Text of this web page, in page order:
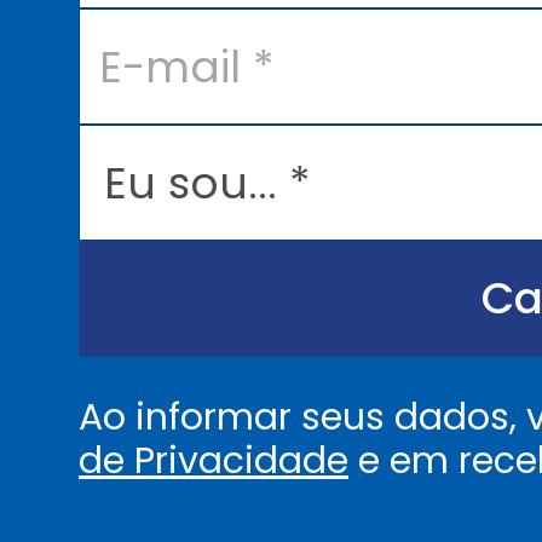
E
lE
.
Ao informar seus
de Privacidade e em